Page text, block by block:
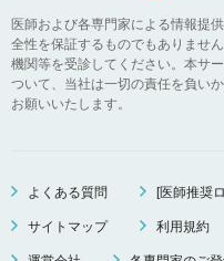
医師および各専門家による情報提
全性を保証するものでもありませ
機関等を受診してください。本サ
ついて、当社は一切の責任を負い
お願いいたします。
よくある質問 [医師推奨
サイトマップ 利用規約